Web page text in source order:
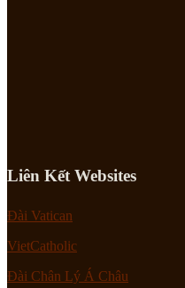
Liên Kết Websites
Đài Vatican
VietCatholic
Đài Chân Lý Á Châu